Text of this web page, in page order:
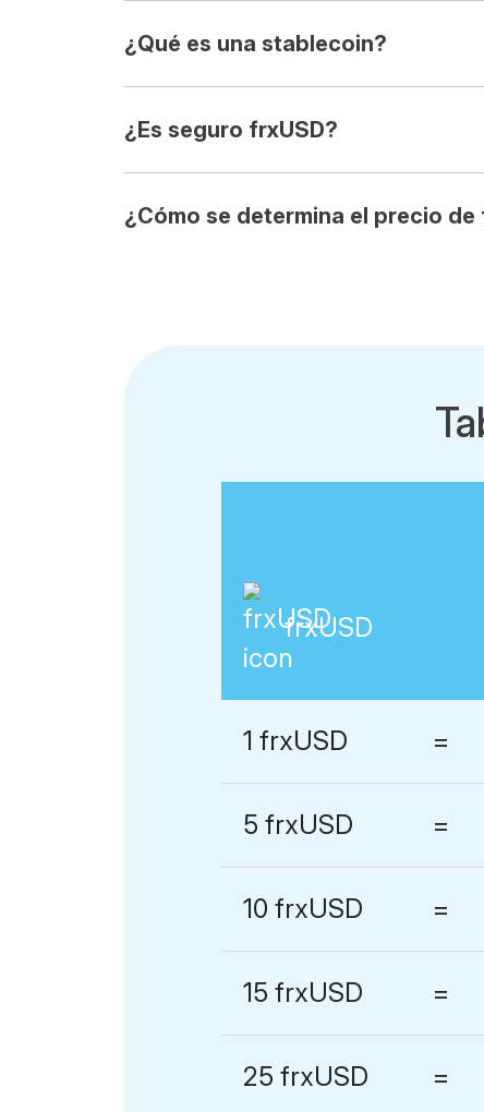
¿Qué es una stablecoin?
¿Es seguro frxUSD?
¿Cómo se determina el precio de
frxUSD
1 frxUSD =
5 frxUSD =
10 frxUSD =
15 frxUSD =
25 frxUSD =